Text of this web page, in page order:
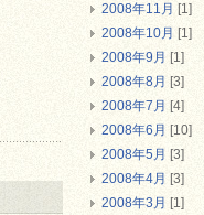
2008年11月 [1]
2008年10月 [1]
2008年9月 [1]
2008年8月 [3]
2008年7月 [4]
2008年6月 [10]
2008年5月 [3]
2008年4月 [3]
2008年3月 [1]